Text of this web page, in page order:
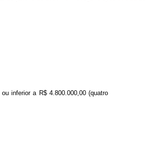
ou inferior a R$ 4.800.000, 00 (quatro